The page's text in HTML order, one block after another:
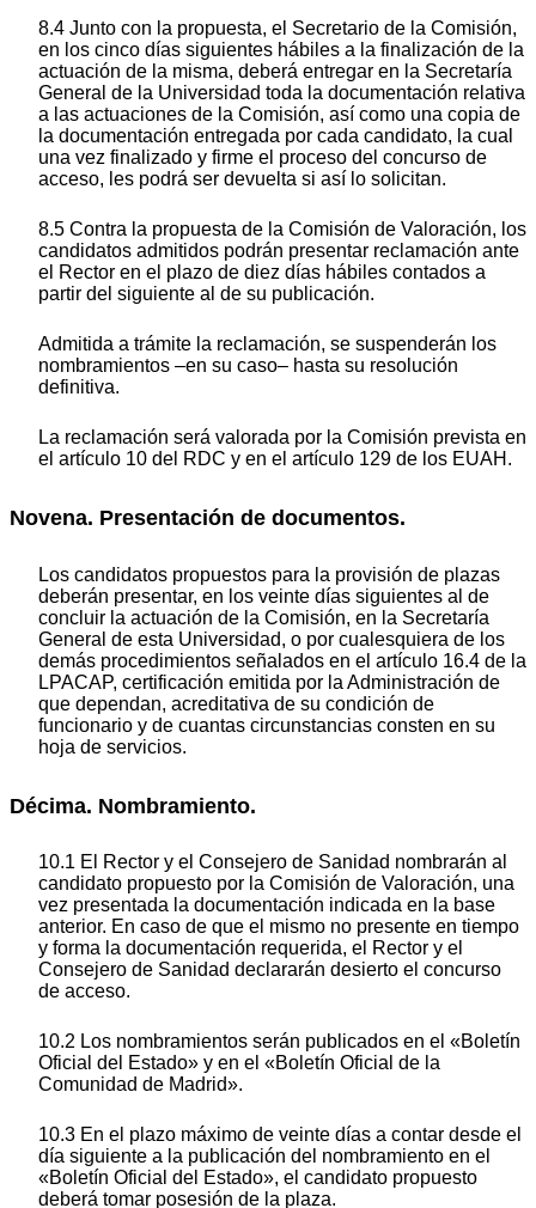
8.4 Junto con la propuesta, el Secretario de la Comisión,
en los cinco días siguientes hábiles a la finalización de la
actuación de la misma, deberá entregar en la Secretaría
General de la Universidad toda la documentación relativa
a las actuaciones de la Comisión, así como una copia de
la documentación entregada por cada candidato, la cual
una vez finalizado y firme el proceso del concurso de
acceso, les podrá ser devuelta si así lo solicitan.
8.5 Contra la propuesta de la Comisión de Valoración, los
candidatos admitidos podrán presentar reclamación ante
el Rector en el plazo de diez días hábiles contados a
partir del siguiente al de su publicación.
Admitida a trámite la reclamación, se suspenderán los
nombramientos –en su caso– hasta su resolución
definitiva.
La reclamación será valorada por la Comisión prevista en
el artículo 10 del RDC y en el artículo 129 de los EUAH.
Novena. Presentación de documentos.
Los candidatos propuestos para la provisión de plazas
deberán presentar, en los veinte días siguientes al de
concluir la actuación de la Comisión, en la Secretaría
General de esta Universidad, o por cualesquiera de los
demás procedimientos señalados en el artículo 16.4 de la
LPACAP, certificación emitida por la Administración de
que dependan, acreditativa de su condición de
funcionario y de cuantas circunstancias consten en su
hoja de servicios.
Décima. Nombramiento.
10.1 El Rector y el Consejero de Sanidad nombrarán al
candidato propuesto por la Comisión de Valoración, una
vez presentada la documentación indicada en la base
anterior. En caso de que el mismo no presente en tiempo
y forma la documentación requerida, el Rector y el
Consejero de Sanidad declararán desierto el concurso
de acceso.
10.2 Los nombramientos serán publicados en el «Boletín
Oficial del Estado» y en el «Boletín Oficial de la
Comunidad de Madrid».
10.3 En el plazo máximo de veinte días a contar desde el
día siguiente a la publicación del nombramiento en el
«Boletín Oficial del Estado», el candidato propuesto
deberá tomar posesión de la plaza.